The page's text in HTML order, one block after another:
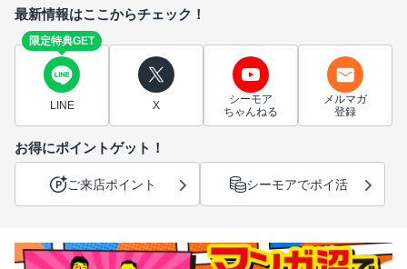
最新情報はここからチェック！
限定特典GET
LINE X
シーモア
ちゃんねる
メルマガ
登録
お得にポイントゲット！
ご来店ポイント シーモアでポイ活